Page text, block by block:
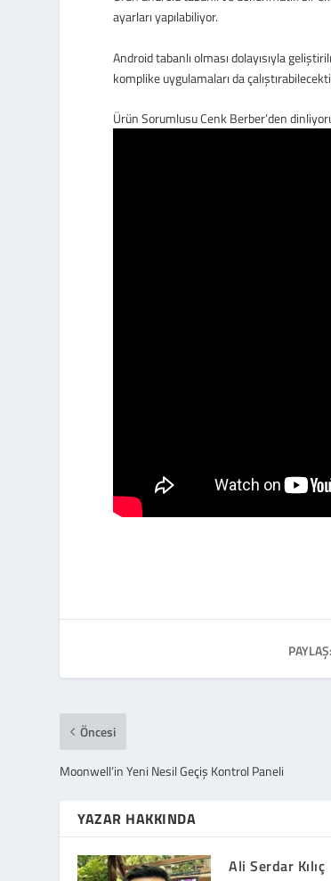
ayarları yapılabiliyor.
Android tabanlı olması dolayısıyla
komplike uygulamaları da
Ürün Sorumlusu Cenk Berber’den
PAYLAŞ:
Öncesi
Moonwell’in Yeni Nesil Geçiş Kontrol Paneli
YAZAR HAKKINDA
Ali Serdar Kılıç